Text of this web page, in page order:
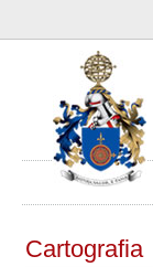
Cartografia